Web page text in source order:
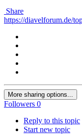
Share
https://diavelforum.de/
More sharing options...
Followers 0
Reply to this topic
Start new topic